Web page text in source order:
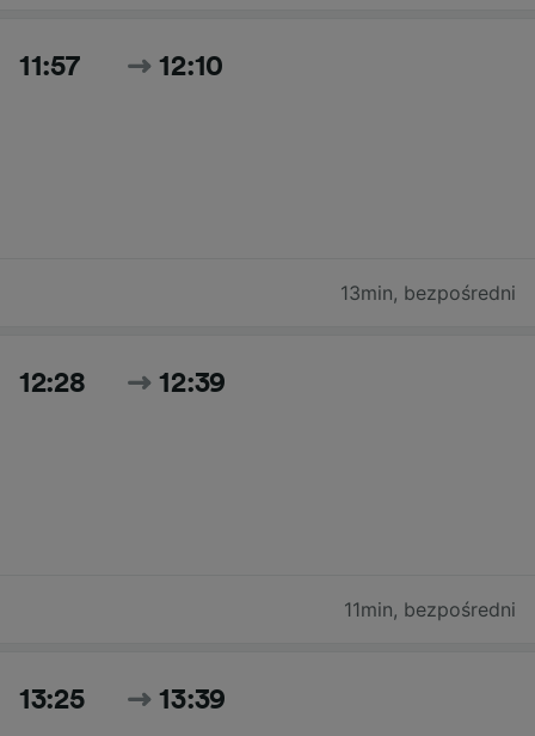
11:57 12:10
13min, bezpośredni
12:28 12:39
11min, bezpośredni
13:25 13:39